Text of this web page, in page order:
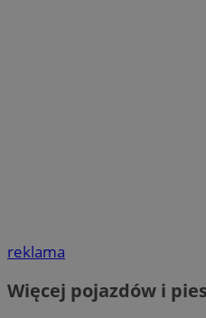
reklama
Więcej pojazdów i